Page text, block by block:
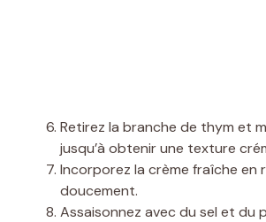
Retirez la branche de thym et
jusqu’à obtenir une texture
Incorporez la crème fraîche en
doucement.
Assaisonnez avec du sel et du